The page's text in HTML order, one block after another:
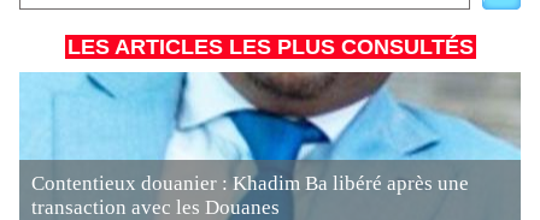
LES ARTICLES LES PLUS CONSULTÉS
Contentieux douanier : Khadim Ba libéré après une
transaction avec les Douanes